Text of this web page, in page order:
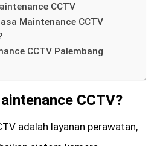
CCTV
Maintenance CCTV
CCTV Palembang
CCTV?
adalah layanan perawatan,